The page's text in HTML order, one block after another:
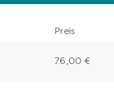
Preis
76,00 €